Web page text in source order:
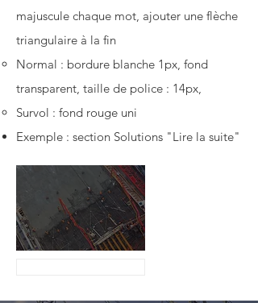
majuscule chaque mot, ajouter une flèche
triangulaire à la fin
Normal : bordure blanche 1px, fond
transparent, taille de police : 14px,
Survol : fond rouge uni
Exemple : section Solutions "Lire la suite"